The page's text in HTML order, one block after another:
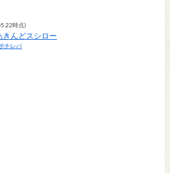
時点)
きんどスシロー
チレバ